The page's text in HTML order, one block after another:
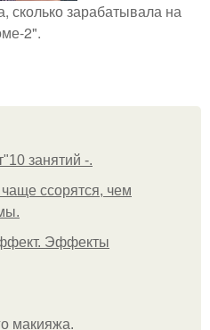
сколько зарабатывала на
2".
занятий -.
ссорятся, чем
Эффекты
макияжа.